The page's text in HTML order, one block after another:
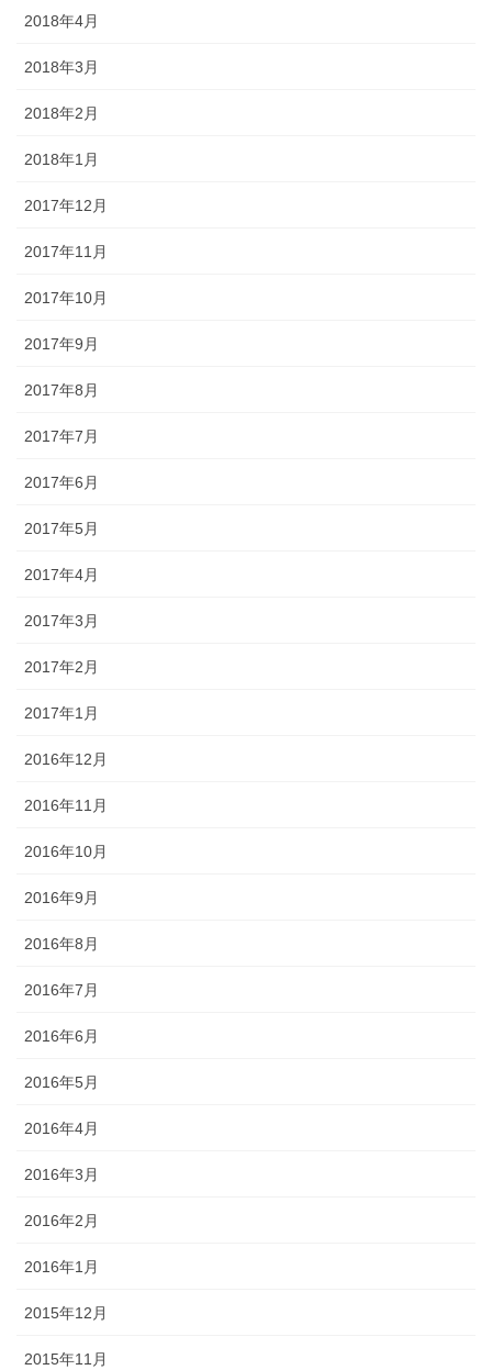
2018年4月
2018年3月
2018年2月
2018年1月
2017年12月
2017年11月
2017年10月
2017年9月
2017年8月
2017年7月
2017年6月
2017年5月
2017年4月
2017年3月
2017年2月
2017年1月
2016年12月
2016年11月
2016年10月
2016年9月
2016年8月
2016年7月
2016年6月
2016年5月
2016年4月
2016年3月
2016年2月
2016年1月
2015年12月
2015年11月